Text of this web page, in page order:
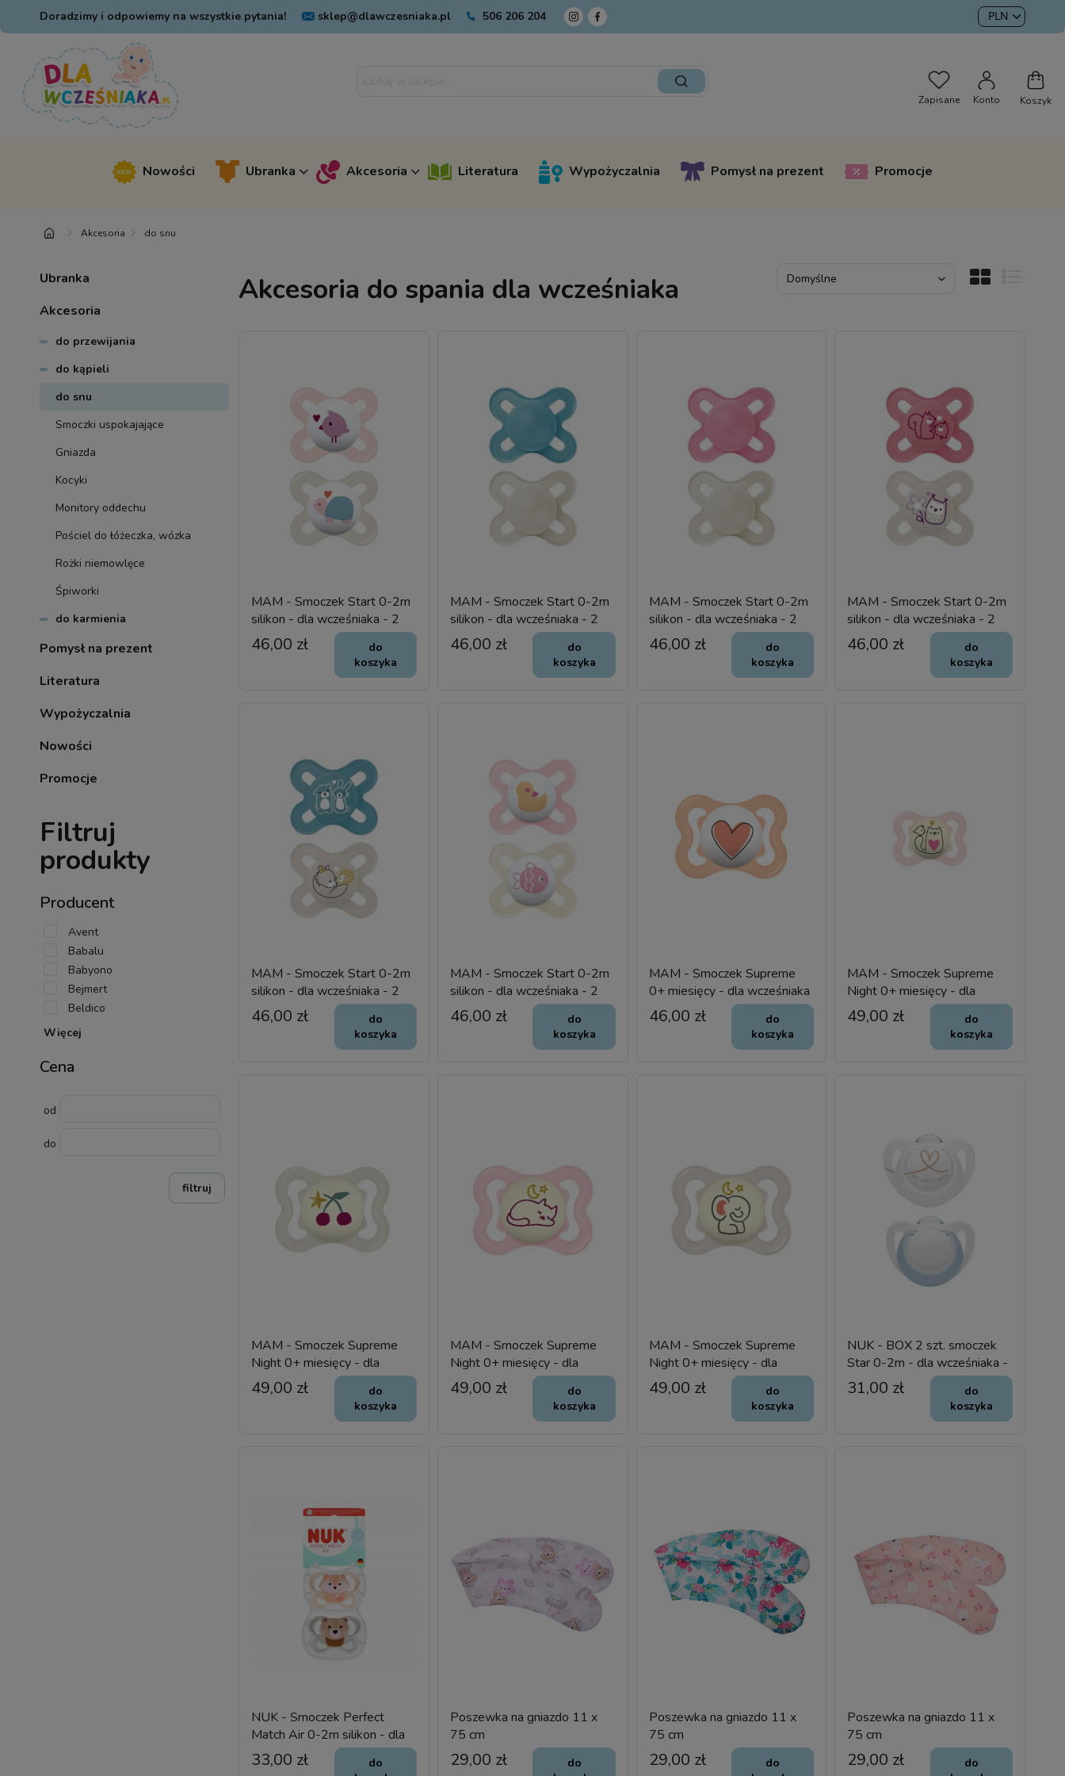
Doradzimy i odpowiemy na wszystkie pytania! sklep@dlawczesniaka.pl 506 206 204
Nowości Ubranka Akcesoria Literatura Wypożyczalnia Pomysł na prezent Promocje
Akcesoria do snu
Ubranka
Akcesoria
do przewijania
do kąpieli
do snu
Smoczki uspokajające
Gniazda
Kocyki
Monitory oddechu
Pościel do łóżeczka, wózka
Rożki niemowlęce
Śpiworki
do karmienia
Pomysł na prezent
Literatura
Wypożyczalnia
Nowości
Promocje
Filtruj
produkty
Producent
Avent
Babalu
Babyono
Bejmert
Beldico
Więcej
Cena
od
do
filtruj
Akcesoria do spania dla wcześniaka
MAM - Smoczek Start 0-2m
silikon - dla wcześniaka - 2
szt.
46,00 zł
do
koszyka
MAM - Smoczek Start 0-2m
silikon - dla wcześniaka - 2
szt.
46,00 zł
do
koszyka
MAM - Smoczek Start 0-2m
silikon - dla wcześniaka - 2
szt.
46,00 zł
do
koszyka
MAM - Smoczek Start 0-2m
silikon - dla wcześniaka - 2
szt.
46,00 zł
do
koszyka
MAM - Smoczek Start 0-2m
silikon - dla wcześniaka - 2
szt.
46,00 zł
do
koszyka
MAM - Smoczek Start 0-2m
silikon - dla wcześniaka - 2
szt.
46,00 zł
do
koszyka
MAM - Smoczek Supreme
0+ miesięcy - dla wcześniaka
- silikon
46,00 zł
do
koszyka
MAM - Smoczek Supreme
Night 0+ miesięcy - dla
wcześniaka - silikon
49,00 zł
do
koszyka
MAM - Smoczek Supreme
Night 0+ miesięcy - dla
wcześniaka - silikon
49,00 zł
do
koszyka
MAM - Smoczek Supreme
Night 0+ miesięcy - dla
wcześniaka - silikon KOT
49,00 zł
do
koszyka
MAM - Smoczek Supreme
Night 0+ miesięcy - dla
wcześniaka - silikon SŁOŃ
49,00 zł
do
koszyka
NUK - BOX 2 szt. smoczek
Star 0-2m - dla wcześniaka -
silikon
31,00 zł
do
koszyka
NUK - Smoczek Perfect
Match Air 0-2m silikon - dla
wcześniaka
33,00 zł
do
Poszewka na gniazdo 11 x
75 cm
29,00 zł
do
Poszewka na gniazdo 11 x
75 cm
29,00 zł
do
Poszewka na gniazdo 11 x
75 cm
29,00 zł
do